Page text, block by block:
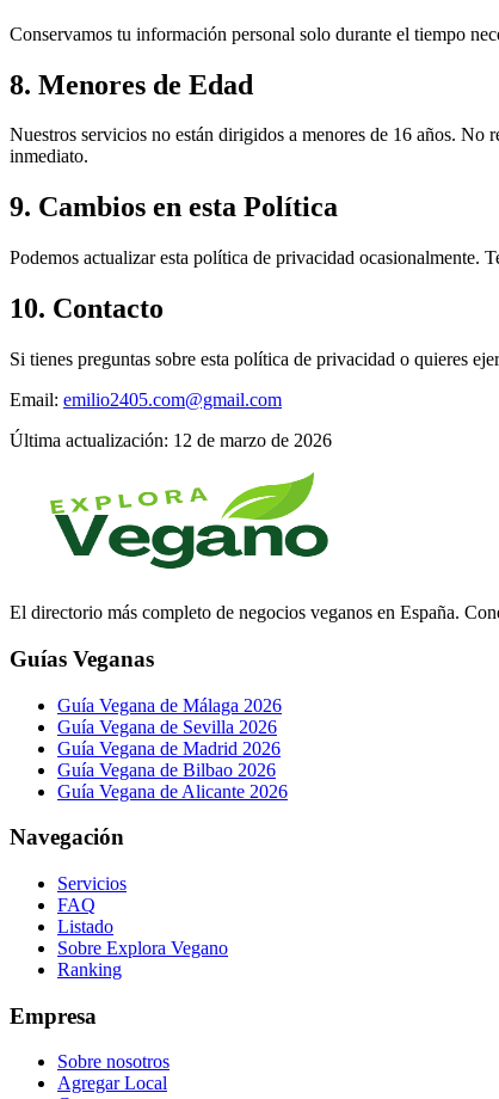
Conservamos tu información personal solo durante el tiempo
8. Menores de Edad
Nuestros servicios no están dirigidos a menores de 16 años.
inmediato.
9. Cambios en esta Política
Podemos actualizar esta política de privacidad
10. Contacto
Si tienes preguntas sobre esta política de privacidad o quieres
Email: emilio2405.com@gmail.com
Última actualización: 12 de marzo de 2026
El directorio más completo de negocios veganos en España.
Guías Veganas
Guía Vegana de Málaga 2026
Guía Vegana de Sevilla 2026
Guía Vegana de Madrid 2026
Guía Vegana de Bilbao 2026
Guía Vegana de Alicante 2026
Navegación
Servicios
FAQ
Listado
Sobre Explora Vegano
Ranking
Empresa
Sobre nosotros
Agregar Local